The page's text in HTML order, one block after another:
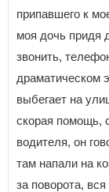
припавшего к
моя дочь придя
звонить,
драматическом
выбегает на
скорая помощь,
водителя, он
там напали на
за поворота,